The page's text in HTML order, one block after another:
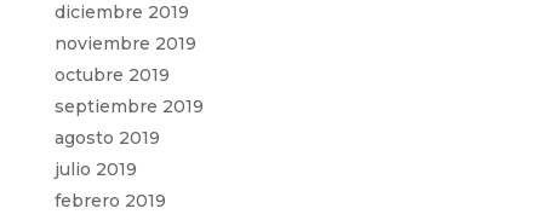
diciembre 2019
noviembre 2019
octubre 2019
septiembre 2019
agosto 2019
julio 2019
febrero 2019